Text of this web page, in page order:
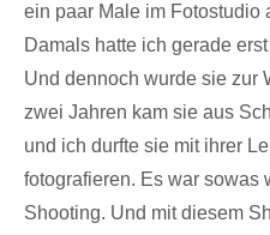
ein paar Male im Fotostudio
Damals hatte ich gerade
Und dennoch wurde sie zur
zwei Jahren kam sie aus
und ich durfte sie mit ihrer
fotografieren. Es war sowas
Shooting. Und mit diesem